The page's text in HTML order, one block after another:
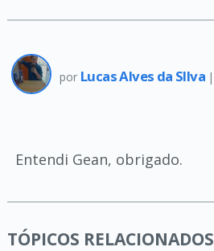
por Lucas Alves da SIlva |
Entendi Gean, obrigado.
TÓPICOS RELACIONADOS